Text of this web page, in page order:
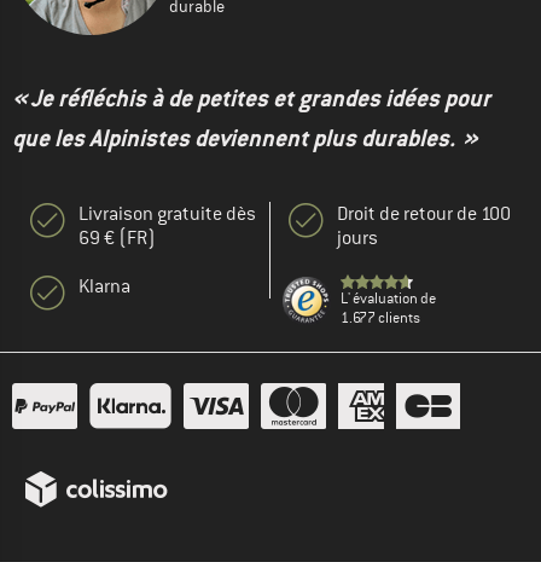
durable
« Je réfléchis à de petites et grandes idées pour
que les Alpinistes deviennent plus durables. »
Livraison gratuite dès
69 € (FR)
Klarna
Droit de retour de 100
jours
L' évaluation de
1.677 clients